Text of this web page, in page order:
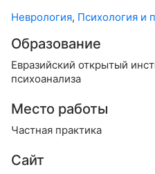
Неврология, Психология и
Образование
Евразийский открытый
психоанализа
Место работы
Частная практика
Сайт